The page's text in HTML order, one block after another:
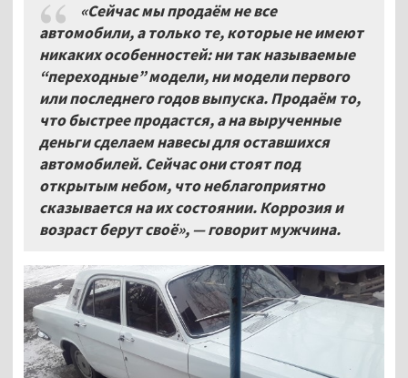
«Сейчас мы продаём не все
автомобили, а только те, которые не имеют
никаких особенностей: ни так называемые
“переходные” модели, ни модели первого
или последнего годов выпуска. Продаём то,
что быстрее продастся, а на вырученные
деньги сделаем навесы для оставшихся
автомобилей. Сейчас они стоят под
открытым небом, что неблагоприятно
сказывается на их состоянии. Коррозия и
возраст берут своё», — говорит мужчина.